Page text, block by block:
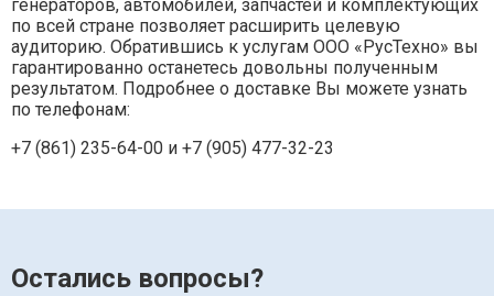
генераторов, автомобилей, запчастей и комплектующих
по всей стране позволяет расширить целевую
аудиторию. Обратившись к услугам ООО «РусТехно» вы
гарантированно останетесь довольны полученным
результатом. Подробнее о доставке Вы можете узнать
по телефонам:
+7 (861) 235-64-00 и +7 (905) 477-32-23
Остались вопросы?